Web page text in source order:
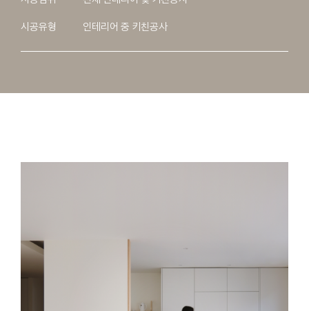
시공유형 인테리어 중 키친공사